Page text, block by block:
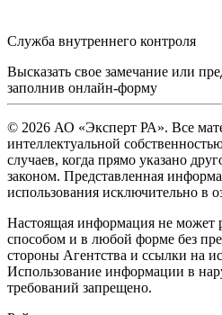
Служба внутреннего контроля
Высказать свое замечание или
заполнив онлайн-форму
© 2026 АО «Эксперт РА». Все
интеллектуальной
случаев, когда прямо указано
законом. Представленная
использования исключительно в
Настоящая информация не может
способом и в любой форме без
стороны Агентства и ссылки на
Использование информации в
требований запрещено.